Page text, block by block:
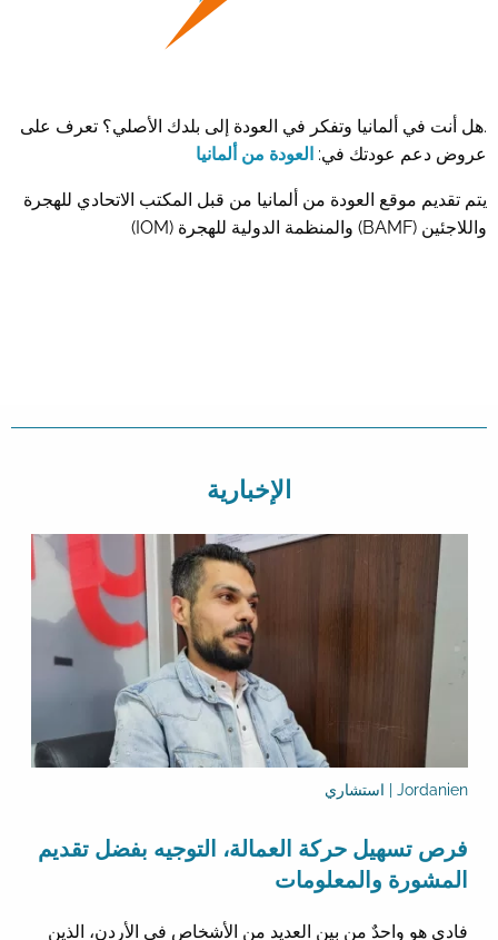
.هل أنت في ألمانيا وتفكر في العودة إلى بلدك الأصلي؟ تعرف على
عروض دعم عودتك في: العودة من ألمانيا
يتم تقديم موقع العودة من ألمانيا من قبل المكتب الاتحادي للهجرة
واللاجئين (BAMF) والمنظمة الدولية للهجرة (IOM)
الإخبارية
Jordanien | استشاري
فرص تسهيل حركة العمالة، التوجيه بفضل تقديم
المشورة والمعلومات
فادي هو واحدٌ من بين العديد من الأشخاص في الأردن، الذين